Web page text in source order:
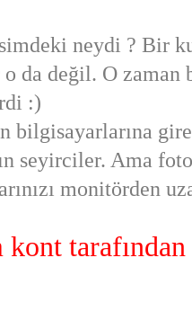
neydi ? Bir
o da değil. O zaman
:)
bilgisayarlarına
seyirciler. Ama
monitörden
tarafından